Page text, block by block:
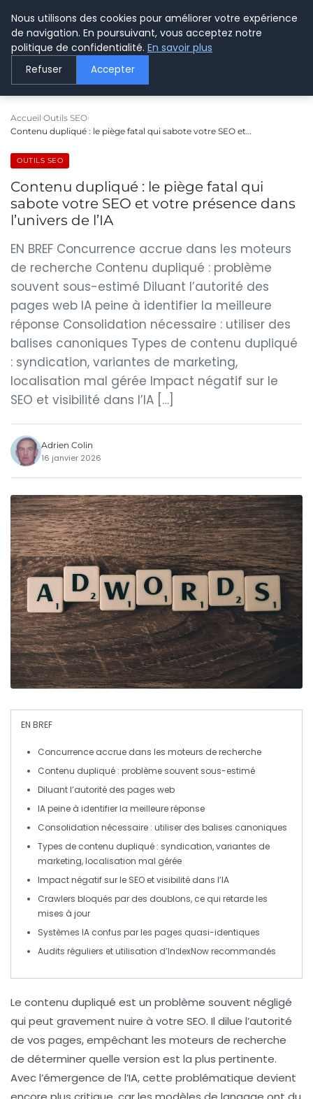
LE WEBMARKETING
Accueil Outils SEO
Contenu dupliqué : le piège fatal qui sabote votre SEO et…
OUTILS SEO
Contenu dupliqué : le piège fatal qui
sabote votre SEO et votre présence dans
l’univers de l’IA
EN BREF Concurrence accrue dans les moteurs
de recherche Contenu dupliqué : problème
souvent sous-estimé Diluant l’autorité des
pages web IA peine à identifier la meilleure
réponse Consolidation nécessaire : utiliser des
balises canoniques Types de contenu dupliqué
: syndication, variantes de marketing,
localisation mal gérée Impact négatif sur le
SEO et visibilité dans l’IA […]
Adrien Colin
16 janvier 2026
EN BREF
Concurrence accrue dans les moteurs de recherche
Contenu dupliqué : problème souvent sous-estimé
Diluant l’autorité des pages web
IApeine à identifier la meilleure réponse
Consolidation nécessaire : utiliser des balises canoniques
Types de contenu dupliqué : syndication, variantes de
marketing, localisation mal gérée
Impact négatif sur le SEO et visibilité dans l’IA
Crawlers bloqués par des doublons, ce qui retarde les
mises à jour
Systèmes IA confus par les pages quasi-identiques
Audits réguliers et utilisation d’IndexNowrecommandés
Le contenu dupliqué est un problème souvent négligé
qui peut gravement nuire à votre SEO. Il dilue l’autorité
de vos pages, empêchant les moteurs de recherche
de déterminer quelle version est la plus pertinente.
Avec l’émergence de l’IA, cette problématique devient
Nous utilisons des cookies pour améliorer votre expérience
de navigation. En poursuivant, vous acceptez notre
politique de confidentialité. En savoir plus
Refuser Accepter